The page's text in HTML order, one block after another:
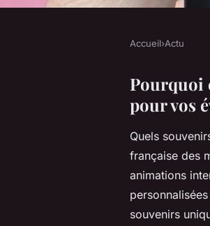
de
Accueil›Actu
Pourquoi
pour vos
Quels
française des
animations
souvenirs